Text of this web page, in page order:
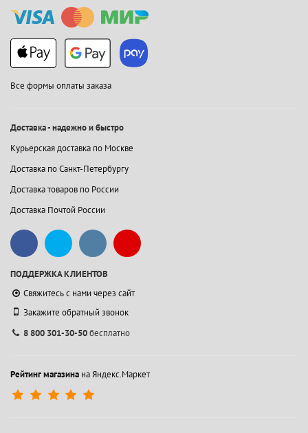
Все формы оплаты заказа
Доставка - надежно и быстро
Курьерская доставка по Москве
Доставка по Санкт-Петербургу
Доставка товаров по России
Доставка Почтой России
ПОДДЕРЖКА КЛИЕНТОВ
Свяжитесь с нами через сайт
Закажите обратный звонок
8 800 301-30-50бесплатно
Рейтинг магазина на Яндекс.Маркет